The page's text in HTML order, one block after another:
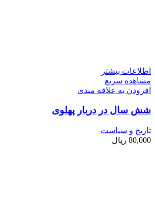
اطلاعات بیشتر
مشاهده سریع
افزودن به علاقه مندی
شش سال در دربار پهلوی
تاریخ و سیاست
80,000 ریال